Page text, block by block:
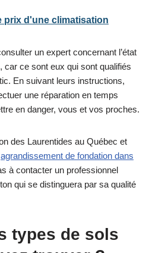
prix d'une climatisation
un expert concernant l’état
car ce sont eux qui sont qualifiés
En suivant leurs instructions,
une réparation en temps
en danger, vous et vos proches.
des Laurentides au Québec et
agrandissement de fondation dans
à contacter un professionnel
qui se distinguera par sa qualité
types de sols